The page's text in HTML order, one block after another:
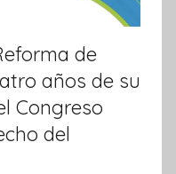
de
años de su
Congreso
del